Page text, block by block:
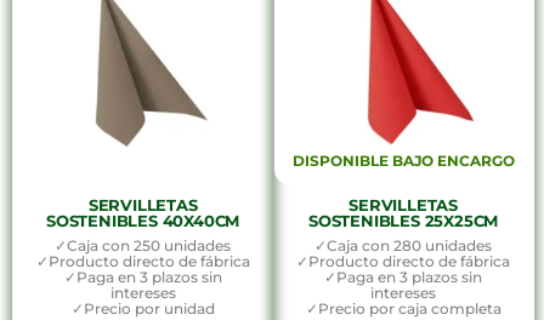
SERVILLETAS
SOSTENIBLES 40X40CM
✓Caja con 250 unidades
✓Producto directo de fábrica
✓Paga en 3 plazos sin
intereses
✓Precio por unidad
DISPONIBLE BAJO ENCARGO
SERVILLETAS
SOSTENIBLES 25X25CM
✓Caja con 280 unidades
✓Producto directo de fábrica
✓Paga en 3 plazos sin
intereses
✓Precio por caja completa